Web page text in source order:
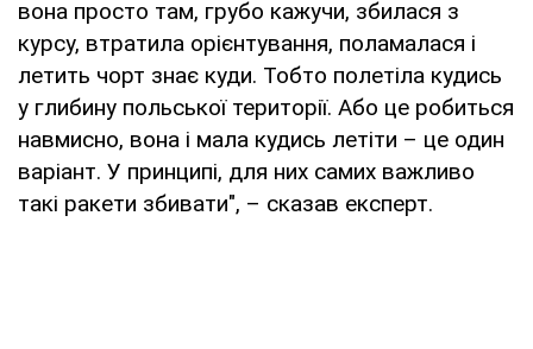
вона просто там, грубо кажучи, збилася з
курсу, втратила орієнтування, поламалася і
летить чорт знає куди. Тобто полетіла кудись
у глибину польської території. Або це робиться
навмисно, вона і мала кудись летіти – це один
варіант. У принципі, для них самих важливо
такі ракети збивати", – сказав експерт.